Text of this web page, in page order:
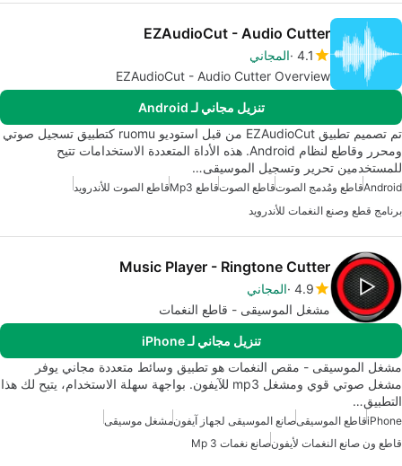
EZAudioCut - Audio Cutter
4.1 المجاني
EZAudioCut - Audio Cutter Overview
تنزيل مجاني لـ Android
تم تصميم تطبيق EZAudioCut من قبل استوديو ruomu كتطبيق تسجيل صوتي
ومحرر وقاطع لنظام Android. هذه الأداة المتعددة الاستخدامات تتيح
للمستخدمين تحرير وتسجيل الموسيقى…
Androidقاطع ومُدمج الصوتقاطع الصوتقاطع Mp3
قاطع الصوت للأندرويد
برنامج قطع وصنع النغمات للأندرويد
Music Player - Ringtone Cutter
4.9 المجاني
مشغل الموسيقى - قاطع النغمات
تنزيل مجاني لـ iPhone
مشغل الموسيقى - مقص النغمات هو تطبيق وسائط متعددة مجاني يوفر
مشغل صوتي قوي ومشغل mp3 للآيفون. بواجهة سهلة الاستخدام، يتيح لك هذا
التطبيق…
iPhoneقاطع الموسيقىصانع الموسيقى لجهاز آيفونمشغل موسيقى
قاطع ون صانع النغمات لأيفونصانع نغمات Mp 3